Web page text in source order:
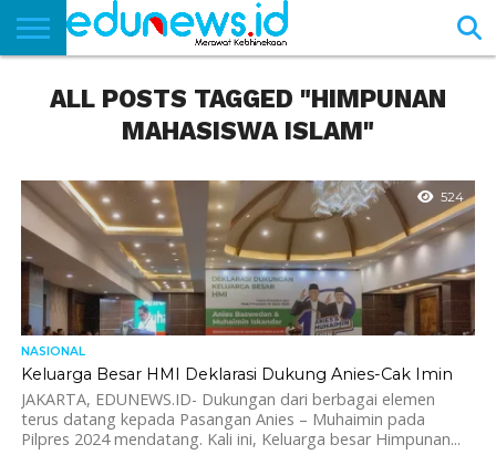
NEWS
EDUNEWS
LITERASI
PUSTAKA
SOSOK
TEKNO
KHASANAH
SASTRA
ALL POSTS TAGGED "HIMPUNAN
MAHASISWA ISLAM"
524
NASIONAL
Keluarga Besar HMI Deklarasi Dukung Anies-Cak Imin
JAKARTA, EDUNEWS.ID- Dukungan dari berbagai elemen
terus datang kepada Pasangan Anies – Muhaimin pada
Pilpres 2024 mendatang. Kali ini, Keluarga besar Himpunan...